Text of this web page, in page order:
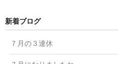
新着ブログ
７月の３連休